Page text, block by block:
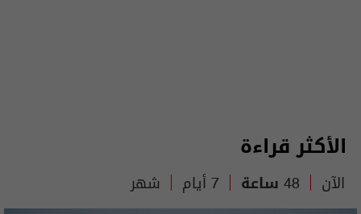
الأكثر قراءة
الآن 48 ساعة 7 أيام شهر